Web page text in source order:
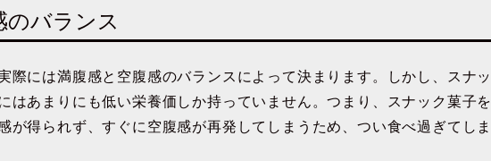
のバランス
際には満腹感と空腹感のバランス によって決まります。しかし、スナッ
はあまりにも低い栄養価しか持っていません。つまり、スナック菓子を
が得られず、すぐに空腹感が再発 してしまうため、つい食べ過ぎてしま